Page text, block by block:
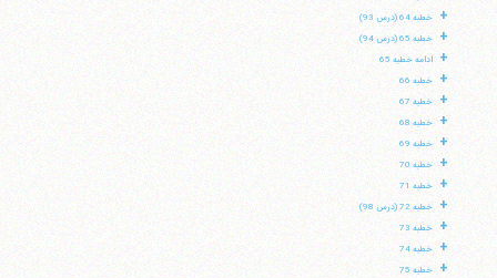
+ خطبه 64 (درس 93)
+ خطبه 65 (درس 94)
+ ادامه خطبه 65
+ خطبه 66
+ خطبه 67
+ خطبه 68
+ خطبه 69
+ خطبه 70
+ خطبه 71
+ خطبه 72 (درس 98)
+ خطبه 73
+ خطبه 74
+ خطبه 75